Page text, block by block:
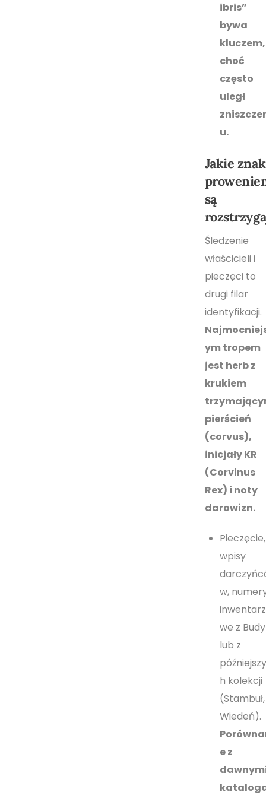
ibris”
bywa
kluczem,
choć
często
uległ
u.
Jakie
są
Śledzenie
właścicieli i
pieczęci to
drugi filar
identyfikacji.
ym tropem
jest herb z
krukiem
pierścień
(corvus),
inicjały KR
(Corvinus
Rex) i noty
darowizn.
Pieczęcie,
wpisy
w,
we z Budy
lub z
h kolekcji
(Stambuł,
Wiedeń).
e z